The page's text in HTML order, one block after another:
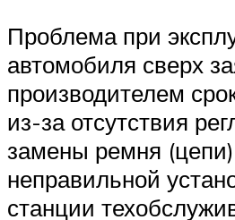
Проблема при
автомобиля сверх
производителем
из-за отсутствия
замены ремня
неправильной
станции